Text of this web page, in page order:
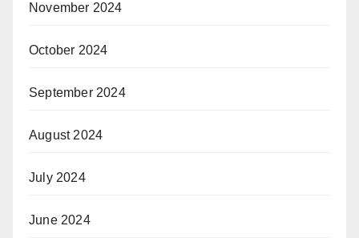
November 2024
October 2024
September 2024
August 2024
July 2024
June 2024